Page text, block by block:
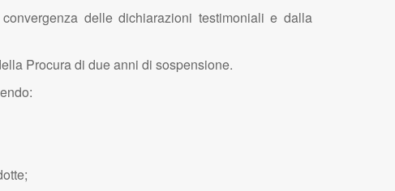
delle dichiarazioni testimoniali e dalla
Procura di due anni di sospensione.